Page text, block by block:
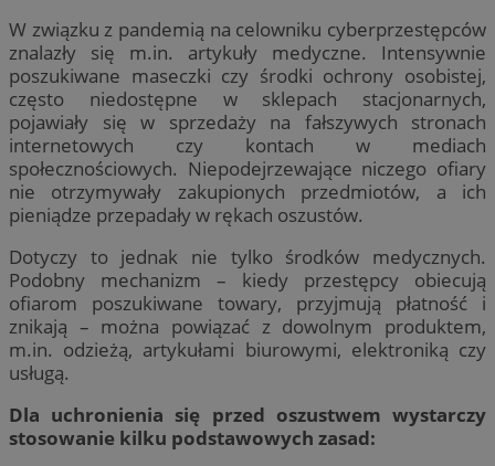
W związku z pandemią na celowniku cyberprzestępców
znalazły się m.in. artykuły medyczne. Intensywnie
poszukiwane maseczki czy środki ochrony osobistej,
często niedostępne w sklepach stacjonarnych,
pojawiały się w sprzedaży na fałszywych stronach
internetowych czy kontach w mediach
społecznościowych. Niepodejrzewające niczego ofiary
nie otrzymywały zakupionych przedmiotów, a ich
pieniądze przepadały w rękach oszustów.
Dotyczy to jednak nie tylko środków medycznych.
Podobny mechanizm – kiedy przestępcy obiecują
ofiarom poszukiwane towary, przyjmują płatność i
znikają – można powiązać z dowolnym produktem,
m.in. odzieżą, artykułami biurowymi, elektroniką czy
usługą.
Dla uchronienia się przed oszustwem wystarczy
stosowanie kilku podstawowych zasad: